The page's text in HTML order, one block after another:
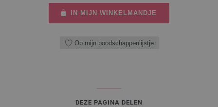
IN MIJN WINKELMANDJE
Op mijn boodschappenlijstje
DEZE PAGINA DELEN